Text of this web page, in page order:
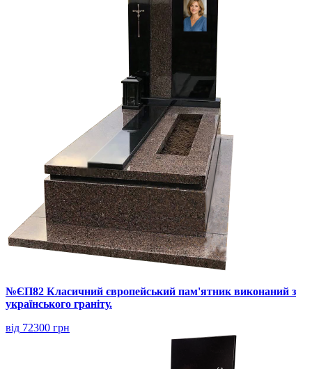
№ЄП82 Класичний європейський пам'ятник виконаний з
українського граніту.
від 72300 грн